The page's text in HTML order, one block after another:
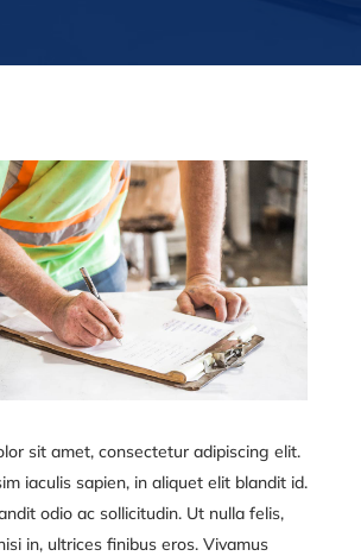
sit amet, consectetur adipiscing elit.
iaculis sapien, in aliquet elit blandit id.
odio ac sollicitudin. Ut nulla felis,
in, ultrices finibus eros. Vivamus